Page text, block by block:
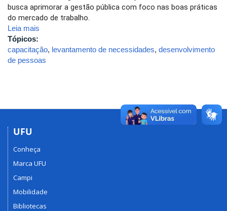
busca aprimorar a gestão pública com foco nas boas práticas
do mercado de trabalho.
Leia mais
Tópicos:
capacitação, levantamento de necessidades, desenvolvimento
de pessoas
UFU
Conheça
Marca UFU
Campi
Mobilidade
Bibliotecas